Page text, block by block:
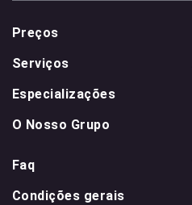
Preços
Serviços
Especializações
O Nosso Grupo
Faq
Condições gerais